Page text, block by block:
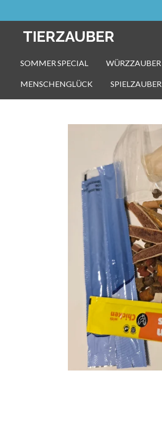
TIERZAUBER
SOMMER SPECIAL WÜRZZAUBER
MENSCHENGLÜCK SPIELZAUBER